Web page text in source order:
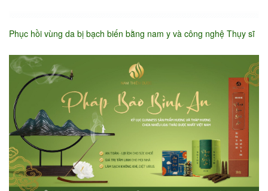
Phục hồi vùng da bị bạch biến bằng nam y và công nghệ Thụy sĩ